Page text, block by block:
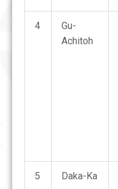
4
Gu-
Achitoh
5 Daka-Ka